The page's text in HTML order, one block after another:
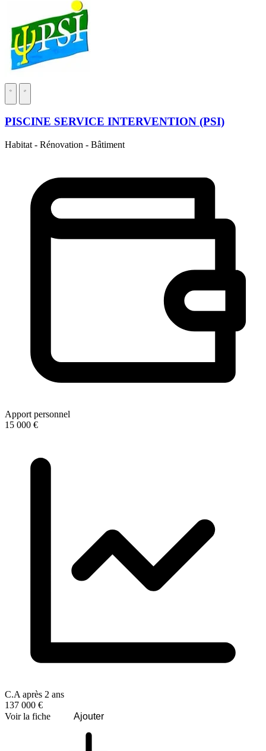
PISCINE SERVICE INTERVENTION (PSI)
Habitat - Rénovation - Bâtiment
Apport personnel
15 000 €
C.A après 2 ans
137 000 €
Voir la fiche
Ajouter